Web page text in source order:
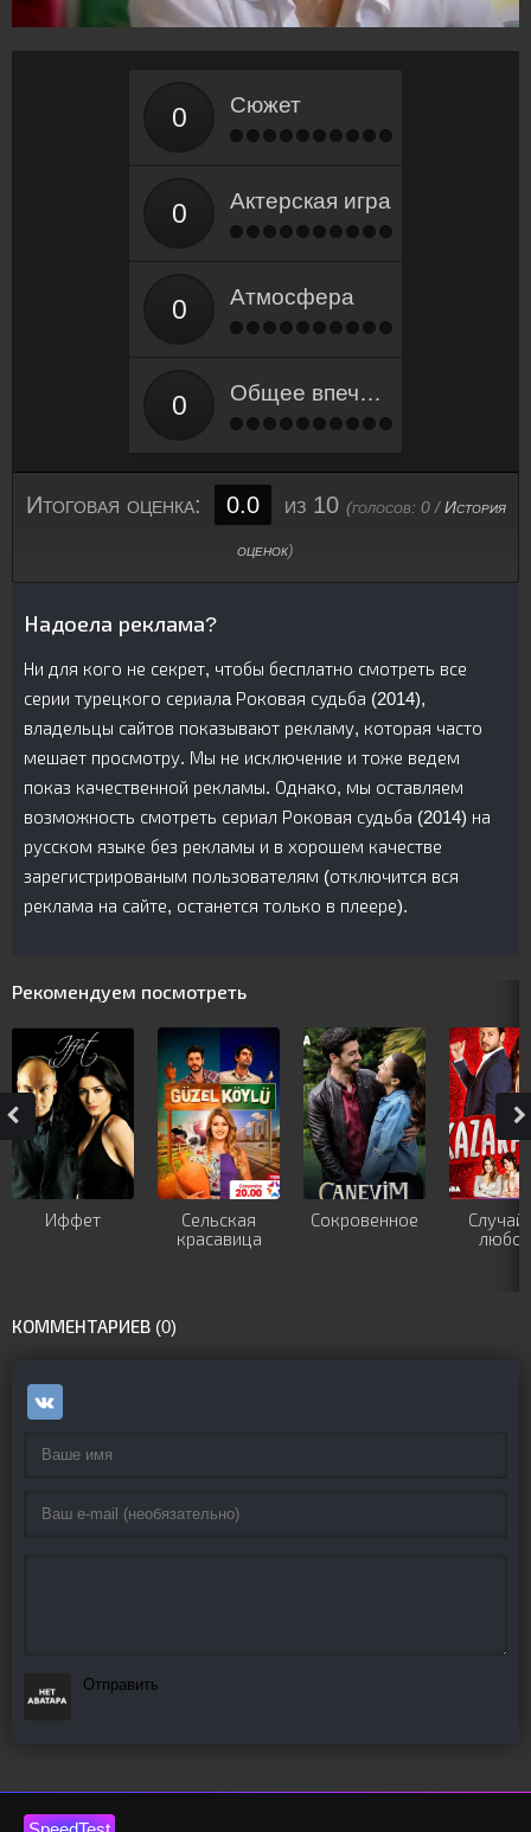
Сюжет
Актерская игра
Атмосфера
Общее впечатление
Итоговая оценка: 0.0 из 10 (голосов: 0/История
оценок)
Надоела реклама?
Ни для кого не секрет, чтобы бесплатно смотреть все
серии турецкого сериалa Роковая судьба (2014),
владельцы сайтов показывают рекламу, которая часто
мешает просмотру. Мы не исключение и тоже ведем
показ качественной рекламы. Однако, мы оставляем
возможность смотреть сериал Роковая судьба (2014) на
русском языке без рекламы и в хорошем качестве
зарегистрированым пользователям (отключится вся
реклама на сайте, останется только в плеере).
Рекомендуем посмотреть
Иффет
Сельская
красавица
Сокровенное
КОММЕНТАРИЕВ (0)
Отправить